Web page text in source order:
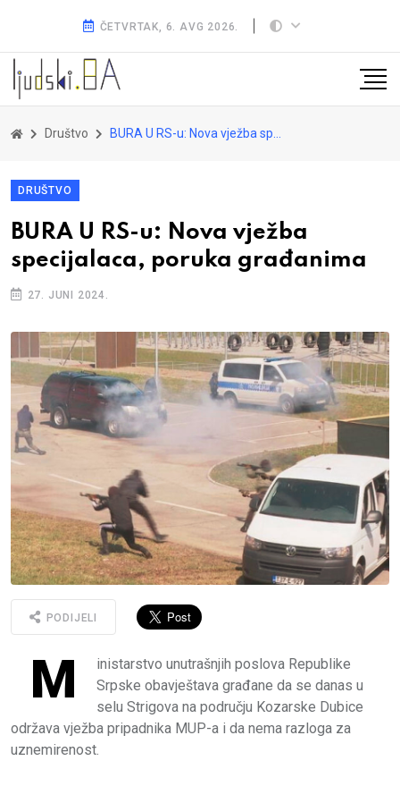
ČETVRTAK, 6. AVG 2026.
Društvo BURA U RS-u: Nova vježba specijalaca, poruka građanima
DRUŠTVO
BURA U RS-u: Nova vježba
specijalaca, poruka građanima
27. JUNI 2024.
PODIJELI
M
inistarstvo unutrašnjih poslova Republike
Srpske obavještava građane da se danas u
selu Strigova na području Kozarske Dubice
održava vježba pripadnika MUP-a i da nema razloga za
uznemirenost.